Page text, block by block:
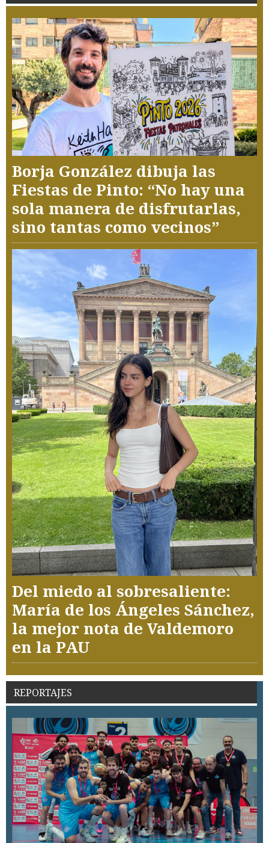
Borja González dibuja las
Fiestas de Pinto: “No hay una
sola manera de disfrutarlas,
sino tantas como vecinos”
Del miedo al sobresaliente:
María de los Ángeles Sánchez,
la mejor nota de Valdemoro
en la PAU
REPORTAJES